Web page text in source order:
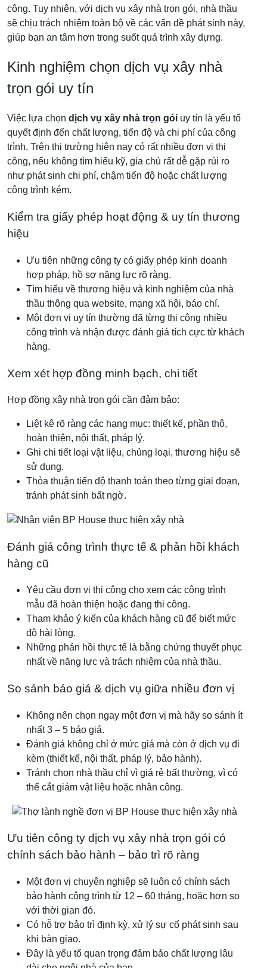
công. Tuy nhiên, với dịch vụ xây nhà trọn gói, nhà thầu
sẽ chịu trách nhiệm toàn bộ về các vấn đề phát sinh này,
giúp bạn an tâm hơn trong suốt quá trình xây dựng.
Kinh nghiệm chọn dịch vụ xây nhà
trọn gói uy tín
Việc lựa chọn dịch vụ xây nhà trọn gói uy tín là yếu tố
quyết định đến chất lượng, tiến độ và chi phí của công
trình. Trên thị trường hiện nay có rất nhiều đơn vị thi
công, nếu không tìm hiểu kỹ, gia chủ rất dễ gặp rủi ro
như phát sinh chi phí, chậm tiến độ hoặc chất lượng
công trình kém.
Kiểm tra giấy phép hoạt động & uy tín thương
hiệu
Ưu tiên những công ty có giấy phép kinh doanh
hợp pháp, hồ sơ năng lực rõ ràng.
Tìm hiểu về thương hiệu và kinh nghiệm của nhà
thầu thông qua website, mạng xã hội, báo chí.
Một đơn vị uy tín thường đã từng thi công nhiều
công trình và nhận được đánh giá tích cực từ khách
hàng.
Xem xét hợp đồng minh bạch, chi tiết
Hợp đồng xây nhà trọn gói cần đảm bảo:
Liệt kê rõ ràng các hạng mục: thiết kế, phần thô,
hoàn thiện, nội thất, pháp lý.
Ghi chi tiết loại vật liệu, chủng loại, thương hiệu sẽ
sử dụng.
Thỏa thuận tiến độ thanh toán theo từng giai đoạn,
tránh phát sinh bất ngờ.
Đánh giá công trình thực tế & phản hồi khách
hàng cũ
Yêu cầu đơn vị thi công cho xem các công trình
mẫu đã hoàn thiện hoặc đang thi công.
Tham khảo ý kiến của khách hàng cũ để biết mức
độ hài lòng.
Những phản hồi thực tế là bằng chứng thuyết phục
nhất về năng lực và trách nhiệm của nhà thầu.
So sánh báo giá & dịch vụ giữa nhiều đơn vị
Không nên chọn ngay một đơn vị mà hãy so sánh ít
nhất 3 – 5 báo giá.
Đánh giá không chỉ ở mức giá mà còn ở dịch vụ đi
kèm (thiết kế, nội thất, pháp lý, bảo hành).
Tránh chọn nhà thầu chỉ vì giá rẻ bất thường, vì có
thể cắt giảm vật liệu hoặc nhân công.
Ưu tiên công ty dịch vụ xây nhà trọn gói có
chính sách bảo hành – bảo trì rõ ràng
Một đơn vị chuyên nghiệp sẽ luôn có chính sách
bảo hành công trình từ 12 – 60 tháng, hoặc hơn so
với thời gian đó.
Có hỗ trợ bảo trì định kỳ, xử lý sự cố phát sinh sau
khi bàn giao.
Đây là yếu tố quan trọng đảm bảo chất lượng lâu